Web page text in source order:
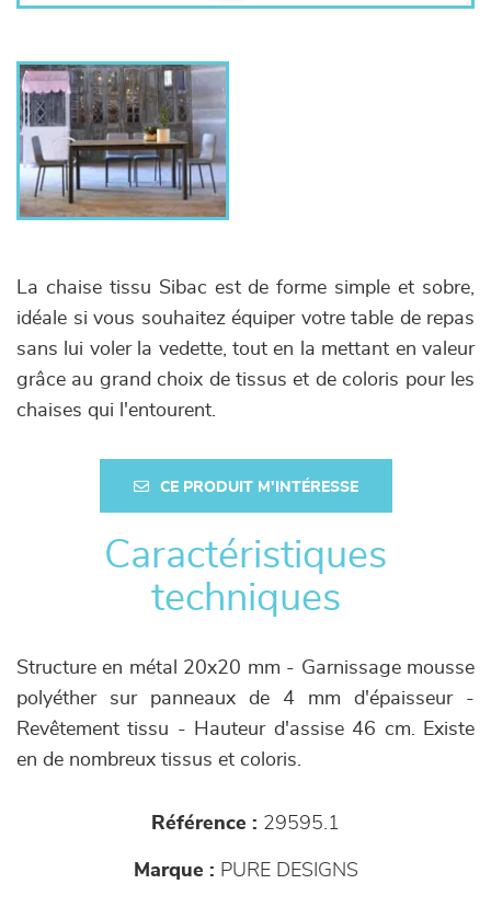
La chaise tissu Sibac est de forme simple et sobre,
idéale si vous souhaitez équiper votre table de repas
sans lui voler la vedette, tout en la mettant en valeur
grâce au grand choix de tissus et de coloris pour les
chaises qui l'entourent.
CE PRODUIT M'INTÉRESSE
Caractéristiques
techniques
Structure en métal 20x20 mm - Garnissage mousse
polyéther sur panneaux de 4 mm d'épaisseur -
Revêtement tissu - Hauteur d'assise 46 cm. Existe
en de nombreux tissus et coloris.
Référence : 29595.1
Marque : PURE DESIGNS